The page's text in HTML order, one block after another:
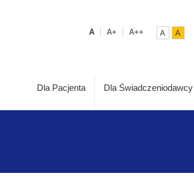
A A+ A++ A A
Dla Pacjenta Dla Świadczeniodawcy